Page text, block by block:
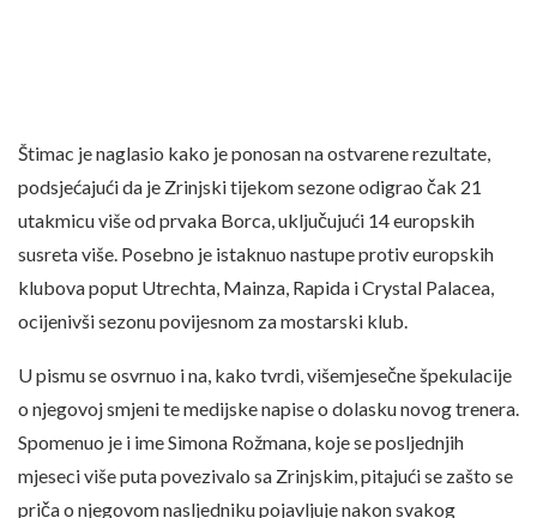
Štimac je naglasio kako je ponosan na ostvarene rezultate,
podsjećajući da je Zrinjski tijekom sezone odigrao čak 21
utakmicu više od prvaka Borca, uključujući 14 europskih
susreta više. Posebno je istaknuo nastupe protiv europskih
klubova poput Utrechta, Mainza, Rapida i Crystal Palacea,
ocijenivši sezonu povijesnom za mostarski klub.
U pismu se osvrnuo i na, kako tvrdi, višemjesečne špekulacije
o njegovoj smjeni te medijske napise o dolasku novog trenera.
Spomenuo je i ime Simona Rožmana, koje se posljednjih
mjeseci više puta povezivalo sa Zrinjskim, pitajući se zašto se
priča o njegovom nasljedniku pojavljuje nakon svakog